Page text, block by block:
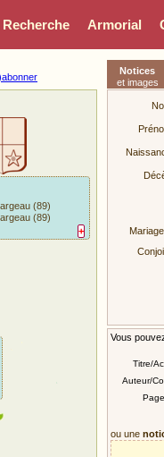
Armorial
Recherche
+
(89)
(89)
Notices
et images
Vous
Titre/
Auteur/
ou une